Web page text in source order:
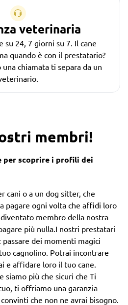
veterinaria
su 24, 7 giorni su 7. Il cane
quando è con il prestatario?
chiamata ti separa da un
membri!
scoprire i profili dei
cani o a un dog sitter, che
pagare ogni volta che affidi loro
membro della nostra
più nulla.I nostri prestatari
dei momenti magici
cagnolino. Potrai incontrare
e affidare loro il tuo cane.
siamo più che sicuri che Ti
ti offriamo una garanzia
che non ne avrai bisogno.